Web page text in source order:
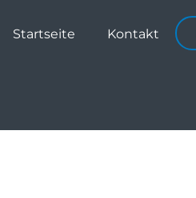
Startseite Kontakt